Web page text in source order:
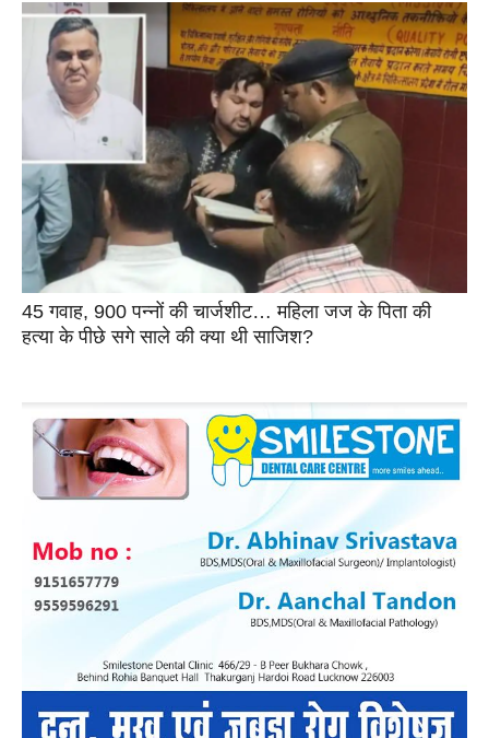
45 गवाह, 900 पन्नों की चार्जशीट… महिला जज के पिता की
हत्या के पीछे सगे साले की क्या थी साजिश?